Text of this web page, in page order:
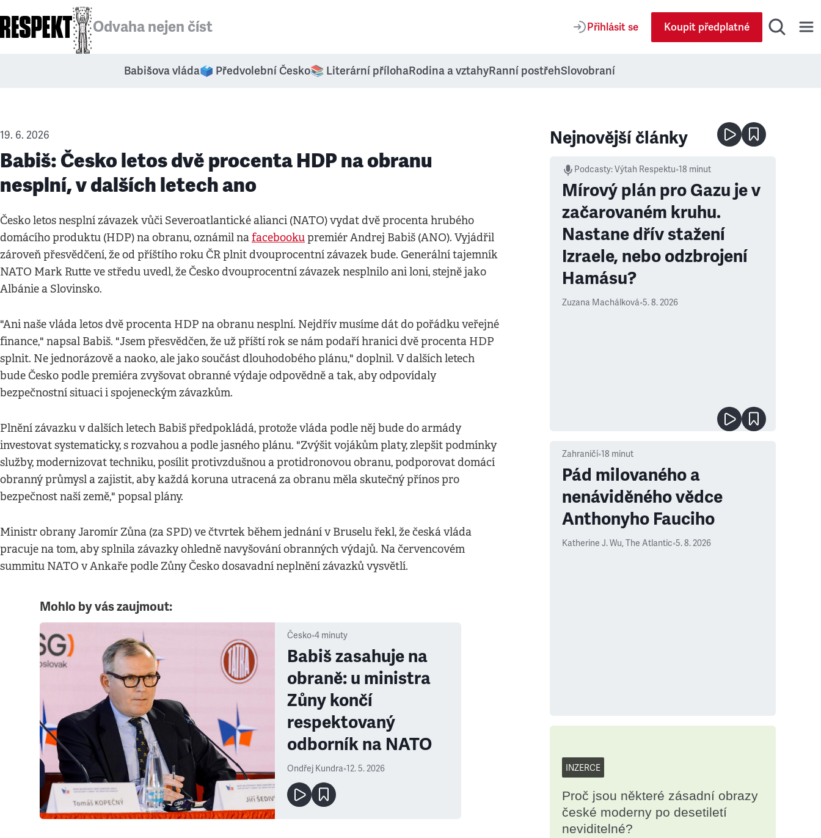
Odvaha nejen číst Přihlásit se Koupit předplatné
Babišova vláda🗳️ Předvolební Česko📚 Literární přílohaRodina a vztahyRanní postřehSlovobraní
19. 6. 2026
Babiš: Česko letos dvě procenta HDP na obranu
nesplní, v dalších letech ano
Česko letos nesplní závazek vůči Severoatlantické alianci (NATO) vydat dvě procenta hrubého
domácího produktu (HDP) na obranu, oznámil nafacebookupremiér Andrej Babiš (ANO). Vyjádřil
zároveň přesvědčení, že od příštího roku ČR plnit dvouprocentní závazek bude. Generální tajemník
NATO Mark Rutte ve středu uvedl, že Česko dvouprocentní závazek nesplnilo ani loni, stejně jako
Albánie a Slovinsko.
"Ani naše vláda letos dvě procenta HDP na obranu nesplní. Nejdřív musíme dát do pořádku veřejné
finance," napsal Babiš. "Jsem přesvědčen, že už příští rok se nám podaří hranici dvě procenta HDP
splnit. Ne jednorázově a naoko, ale jako součást dlouhodobého plánu," doplnil. V dalších letech
bude Česko podle premiéra zvyšovat obranné výdaje odpovědně a tak, aby odpovídaly
bezpečnostní situaci i spojeneckým závazkům.
Plnění závazku v dalších letech Babiš předpokládá, protože vláda podle něj bude do armády
investovat systematicky, s rozvahou a podle jasného plánu. "Zvýšit vojákům platy, zlepšit podmínky
služby, modernizovat techniku, posílit protivzdušnou a protidronovou obranu, podporovat domácí
obranný průmysl a zajistit, aby každá koruna utracená za obranu měla skutečný přínos pro
bezpečnost naší země," popsal plány.
Ministr obrany Jaromír Zůna (za SPD) ve čtvrtek během jednání v Bruselu řekl, že česká vláda
pracuje na tom, aby splnila závazky ohledně navyšování obranných výdajů. Na červencovém
summitu NATO v Ankaře podle Zůny Česko dosavadní neplnění závazků vysvětlí.
Mohlo by vás zaujmout:
Česko•4 minuty
Babiš zasahuje na
obraně: u ministra
Zůny končí
respektovaný
odborník na NATO
Ondřej Kundra•12. 5. 2026
Nejnovější články
Podcasty:Výtah Respektu•18 minut
Mírový plán pro Gazu je v
začarovaném kruhu.
Nastane dřív stažení
Izraele, nebo odzbrojení
Hamásu?
Zuzana Machálková•5. 8. 2026
Zahraničí•18 minut
Pád milovaného a
nenáviděného vědce
Anthonyho Fauciho
Katherine J. Wu, The Atlantic•5. 8. 2026
INZERCE
Proč jsou některé zásadní obrazy
české moderny po desetiletí
neviditelné?